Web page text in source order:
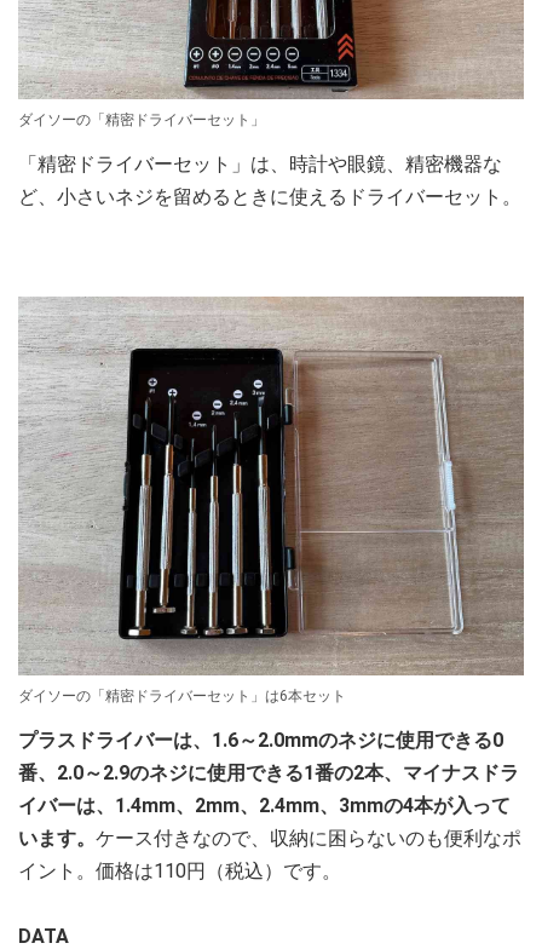
ダイソーの「精密ドライバーセット」
「精密ドライバーセット」は、時計や眼鏡、精密機器な
ど、小さいネジを留めるときに使えるドライバーセット。
ダイソーの「精密ドライバーセット」は6本セット
プラスドライバーは、1.6～2.0mmのネジに使用できる0
番、2.0～2.9のネジに使用できる1番の2本、マイナスドラ
イバーは、1.4mm、2mm、2.4mm、3mmの4本が入って
います。 ケース付きなので、収納に困らないのも便利なポ
イント。価格は110円（税込）です。
DATA